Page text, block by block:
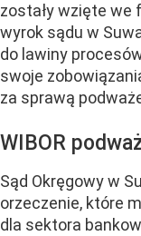
zostały wzięte we
wyrok sądu w
do lawiny
swoje
za sprawą
WIBOR
Sąd Okręgowy w
orzeczenie, które
dla sektora